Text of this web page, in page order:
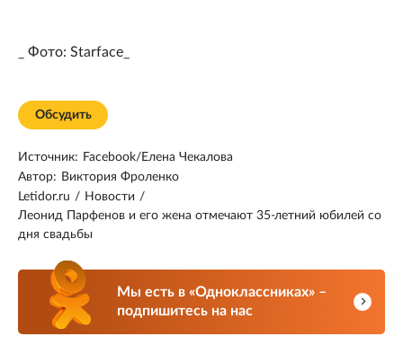
_ Фото: Starface_
Обсудить
Источник: Facebook/Елена Чекалова
Автор: Виктория Фроленко
Letidor.ru / Новости /
Леонид Парфенов и его жена отмечают 35-летний юбилей со
дня свадьбы
Мы есть в «Одноклассниках» –
подпишитесь на нас